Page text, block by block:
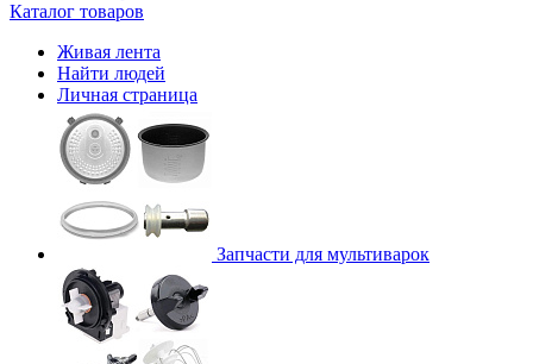
Каталог товаров
Живая лента
Найти людей
Личная страница
Запчасти для мультиварок